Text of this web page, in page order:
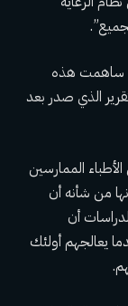
ساهمت هذه
الذي صدر بعد
الممارسين
من شأنه أن
أن
يعالجهم أولئك
.